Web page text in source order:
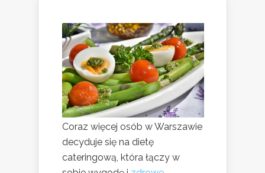
Coraz więcej osób w Warszawie
decyduje się na dietę
cateringową, która łączy w